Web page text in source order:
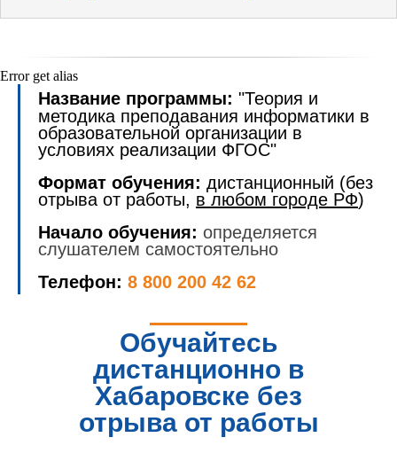
Error get alias
Название программы: "Теория и
методика преподавания информатики в
образовательной организации в
условиях реализации ФГОС"
Формат обучения: дистанционный (без
отрыва от работы, в любом городе РФ)
Начало обучения: определяется
слушателем самостоятельно
Телефон: 8 800 200 42 62
Обучайтесь
дистанционно в
Хабаровске без
отрыва от работы